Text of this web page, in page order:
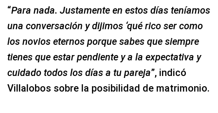
“Para nada. Justamente en estos días teníamos
una conversación y dijimos ‘qué rico ser como
los novios eternos porque sabes que siempre
tienes que estar pendiente y a la expectativa y
cuidado todos los días a tu pareja”, indicó
Villalobos sobre la posibilidad de matrimonio.